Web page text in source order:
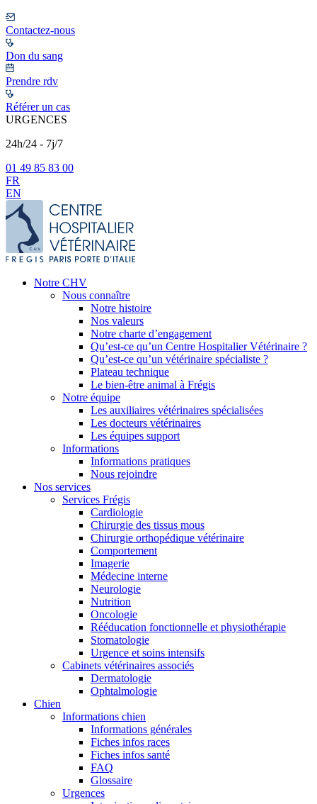
Contactez-nous
Don du sang
Prendre rdv
Référer un cas
URGENCES
24h/24 - 7j/7
01 49 85 83 00
FR
EN
Notre CHV
Nous connaître
Notre histoire
Nos valeurs
Notre charte d’engagement
Qu’est-ce qu’un Centre Hospitalier Vétérinaire ?
Qu’est-ce qu’un vétérinaire spécialiste ?
Plateau technique
Le bien-être animal à Frégis
Notre équipe
Les auxiliaires vétérinaires spécialisées
Les docteurs vétérinaires
Les équipes support
Informations
Informations pratiques
Nous rejoindre
Nos services
Services Frégis
Cardiologie
Chirurgie des tissus mous
Chirurgie orthopédique vétérinaire
Comportement
Imagerie
Médecine interne
Neurologie
Nutrition
Oncologie
Rééducation fonctionnelle et physiothérapie
Stomatologie
Urgence et soins intensifs
Cabinets vétérinaires associés
Dermatologie
Ophtalmologie
Chien
Informations chien
Informations générales
Fiches infos races
Fiches infos santé
FAQ
Glossaire
Urgences